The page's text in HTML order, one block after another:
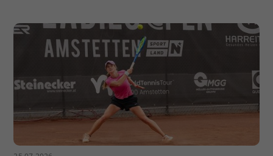
Zweck
Einstellungen. Unter anderem eine
zufällig generierte ID, für die
historische Speicherung Ihrer
vorgenommen Einstellungen, falls der
Webseiten-Betreiber dies eingestellt
hat.